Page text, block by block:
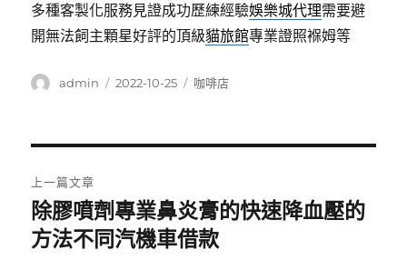
多種客製化服務見證成功歷練經驗娛樂城代理需要避
開無法飼主顆星好評的頂級貓旅館專業證照褓姆等
作
admin
發
2022-10-25
分
咖啡店
章
導
上一篇文章
上
一
除膠噴劑專業鼻炎膏的快速降血壓的
方法不同汽機車借款